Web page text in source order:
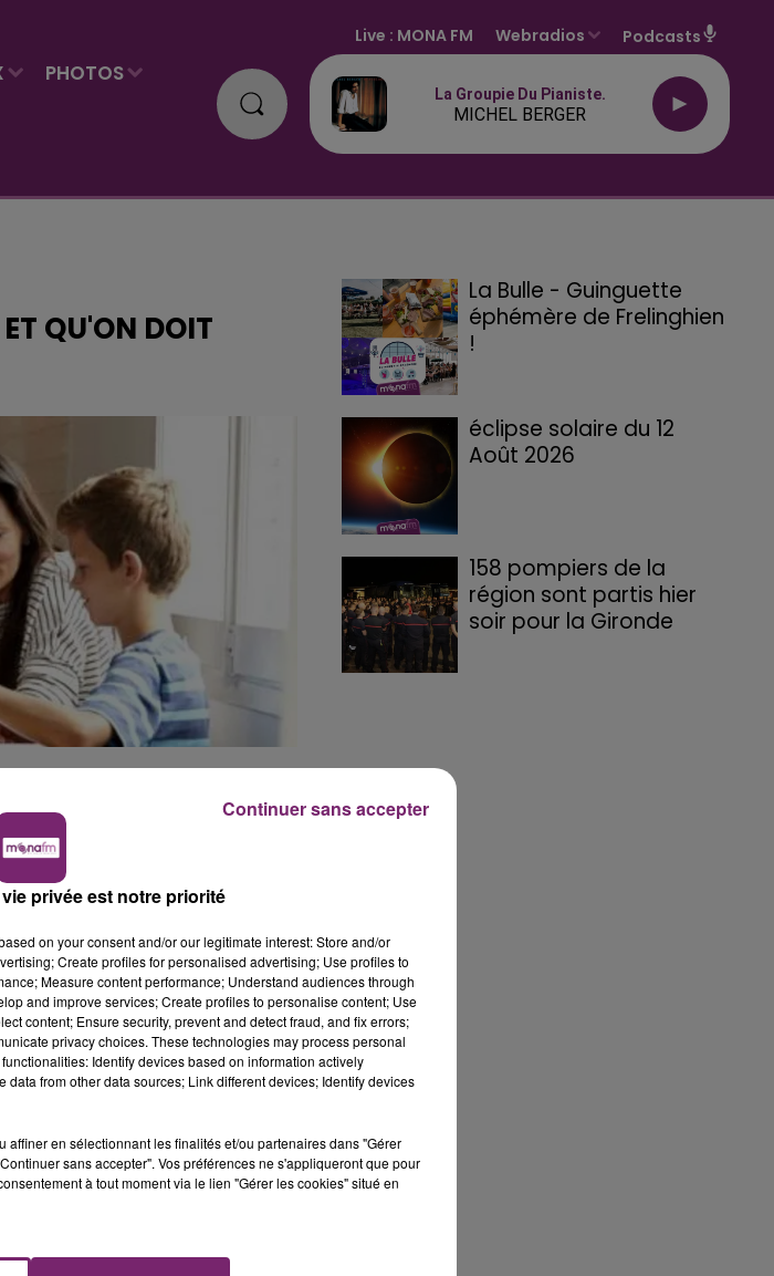
PHOTOS
Live : MONA FM Webradios Podcasts
La Groupie Du Pianiste.
MICHEL BERGER
QU'ON DOIT
personnes qui doivent garder
maladie.
La Bulle - Guinguette
éphémère de Frelinghien
!
éclipse solaire du 12
Août 2026
158 pompiers de la
région sont partis hier
soir pour la Gironde
privée est notre priorité
on your consent and/or our legitimate interest: Store and/or
Create profiles for personalised advertising; Use profiles to
Measure content performance; Understand audiences through
and improve services; Create profiles to personalise content; Use
content; Ensure security, prevent and detect fraud, and fix errors;
privacy choices. These technologies may process personal
Identify devices based on information actively
from other data sources; Link different devices; Identify devices
affiner en sélectionnant les finalités et/ou partenaires dans "Gérer
sans accepter". Vos préférences ne s'appliqueront que pour
à tout moment via le lien "Gérer les cookies" situé en
Continuer sans accepter